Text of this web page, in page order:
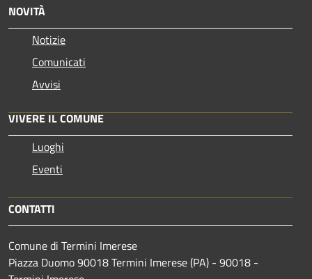
NOVITÀ
Notizie
Comunicati
Avvisi
VIVERE IL COMUNE
Luoghi
Eventi
CONTATTI
Comune di Termini Imerese
Piazza Duomo 90018 Termini Imerese (PA) - 90018 -